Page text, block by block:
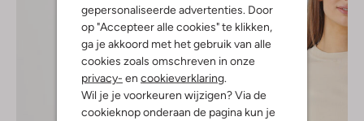
gepersonaliseerde advertenties. Door
op "Accepteer alle cookies" te klikken,
ga je akkoord met het gebruik van alle
cookies zoals omschreven in onze
privacy- en cookieverklaring.
Wil je je voorkeuren wijzigen? Via de
cookieknop onderaan de pagina kun je